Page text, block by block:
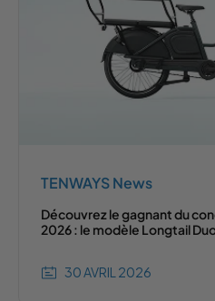
TENWAYS News
Découvrez le gagnant du
2026 : le modèle Longtail Duo
30 AVRIL 2026